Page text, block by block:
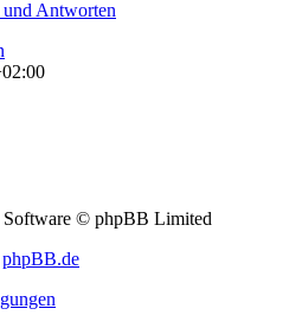
Antworten
© phpBB Limited
phpBB.de